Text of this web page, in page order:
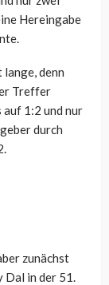
Hereingabe
denn
Treffer
1:2 und nur
durch
zunächst
in der 51.